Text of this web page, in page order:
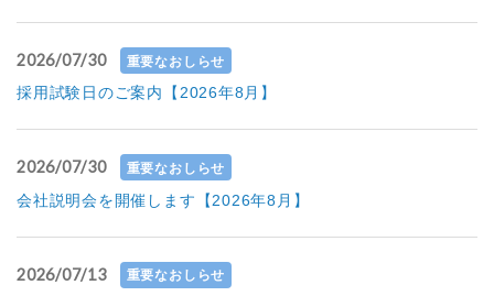
2026/07/30 重要なおしらせ
採用試験日のご案内【2026年8月】
2026/07/30 重要なおしらせ
会社説明会を開催します【2026年8月】
2026/07/13 重要なおしらせ